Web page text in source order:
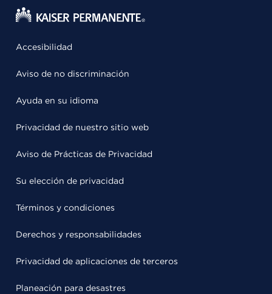
Accesibilidad
Aviso de no discriminación
Ayuda en su idioma
Privacidad de nuestro sitio web
Aviso de Prácticas de Privacidad
Su elección de privacidad
Términos y condiciones
Derechos y responsabilidades
Privacidad de aplicaciones de terceros
Planeación para desastres